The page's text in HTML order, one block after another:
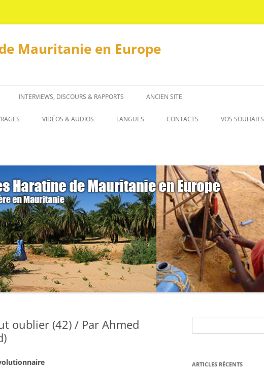
Mauritanie en Europe
INTERVIEWS, DISCOURS & RAPPORTS
INTERVIEWS
ANCIEN SITE
VIDÉOS & AUDIOS LANGUES CONTACTS VOS SOUHAITS
oublier (42) / Par Ahmed
e
h
ARTICLES RÉCENTS